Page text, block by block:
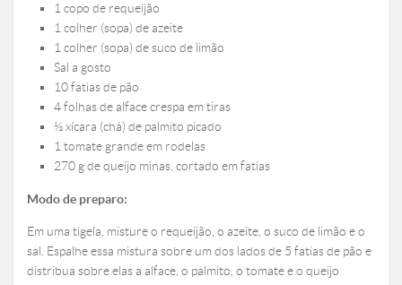
1 copo de requeijão
1 colher (sopa) de azeite
1 colher (sopa) de suco de limão
Sal a gosto
10 fatias de pão
4 folhas de alface crespa em tiras
½ xícara (chá) de palmito picado
1 tomate grande em rodelas
270 g de queijo minas, cortado em fatias
Modo de preparo:
Em uma tigela, misture o requeijão, o azeite, o suco de limão e o
sal. Espalhe essa mistura sobre um dos lados de 5 fatias de pão e
distribua sobre elas a alface, o palmito, o tomate e o queijo